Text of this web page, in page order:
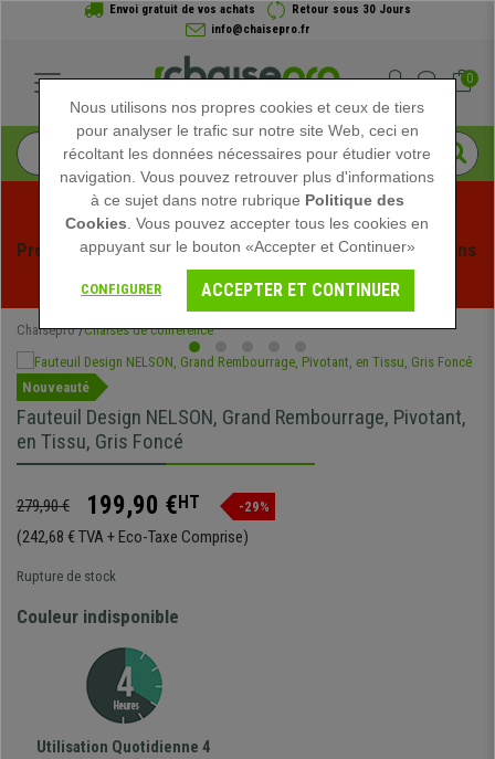
Envoi gratuit de vos achats
Retour sous 30 Jours
info@chaisepro.fr
0
Profitez des soldes d'été chez Chaisepro ! Des réductions
exclusives pour une durée limitée - Voir l'offre
Chaisepro Chaises de conférence
Nouveauté
Fauteuil Design NELSON, Grand Rembourrage, Pivotant,
en Tissu, Gris Foncé
279,90 € 199,90 €HT -29%
(242,68 € TVA + Eco-Taxe Comprise)
Rupture de stock
Couleur indisponible
Utilisation Quotidienne 4
Nous utilisons nos propres cookies et ceux de tiers
pour analyser le trafic sur notre site Web, ceci en
récoltant les données nécessaires pour étudier votre
navigation. Vous pouvez retrouver plus d'informations
à ce sujet dans notre rubrique Politique des
Cookies . Vous pouvez accepter tous les cookies en
appuyant sur le bouton «Accepter et Continuer»
CONFIGURER ACCEPTER ET CONTINUER